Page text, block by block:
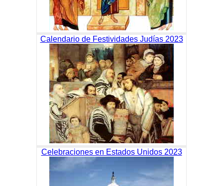
Calendario de Festividades Judías 2023
Celebraciones en Estados Unidos 2023